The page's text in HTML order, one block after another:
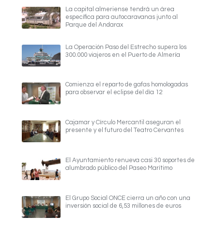
La capital almeriense tendrá un área
específica para autocaravanas junto al
Parque del Andarax
La Operación Paso del Estrecho supera los
300.000 viajeros en el Puerto de Almería
Comienza el reparto de gafas homologadas
para observar el eclipse del día 12
Cajamar y Círculo Mercantil aseguran el
presente y el futuro del Teatro Cervantes
El Ayuntamiento renueva casi 30 soportes de
alumbrado público del Paseo Marítimo
El Grupo Social ONCE cierra un año con una
inversión social de 6,53 millones de euros